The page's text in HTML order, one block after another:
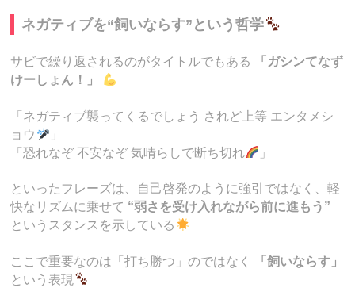
ネガティブを“飼いならす”という哲学
サビで繰り返されるのがタイトルでもある
「ガシンてなず
けーしょん！」
「ネガティブ襲ってくるでしょう されど上等 エンタメシ
ョウ
」
「恐れなぞ 不安なぞ 気晴らしで断ち切れ
」
といったフレーズは、自己啓発のように強引ではなく、軽
快なリズムに乗せて “弱さを受け入れながら前に進もう”
というスタンスを示している
ここで重要なのは「打ち勝つ」のではなく
「飼いならす」
という表現